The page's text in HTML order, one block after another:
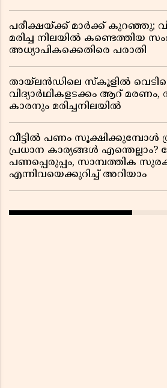
പരീക്ഷയ്ക്ക് മാർക്ക് കുറഞ്ഞു;
മരിച്ച നിലയിൽ കണ്ടെത്തിയ
അധ്യാപികക്കെതിരെ പരാതി
തായ്‌ലൻഡിലെ സ്‌കൂളിൽ
വിദ്യാർഥികളടക്കം ആറ് മരണം,
കാരനും മരിച്ചനിലയിൽ
വീട്ടിൽ പണം സൂക്ഷിക്കുമ്പോൾ
പ്രധാന കാര്യങ്ങൾ
പണപ്പെരുപ്പം, സാമ്പത്തിക
എന്നിവയെക്കുറിച്ച് അറിയാം